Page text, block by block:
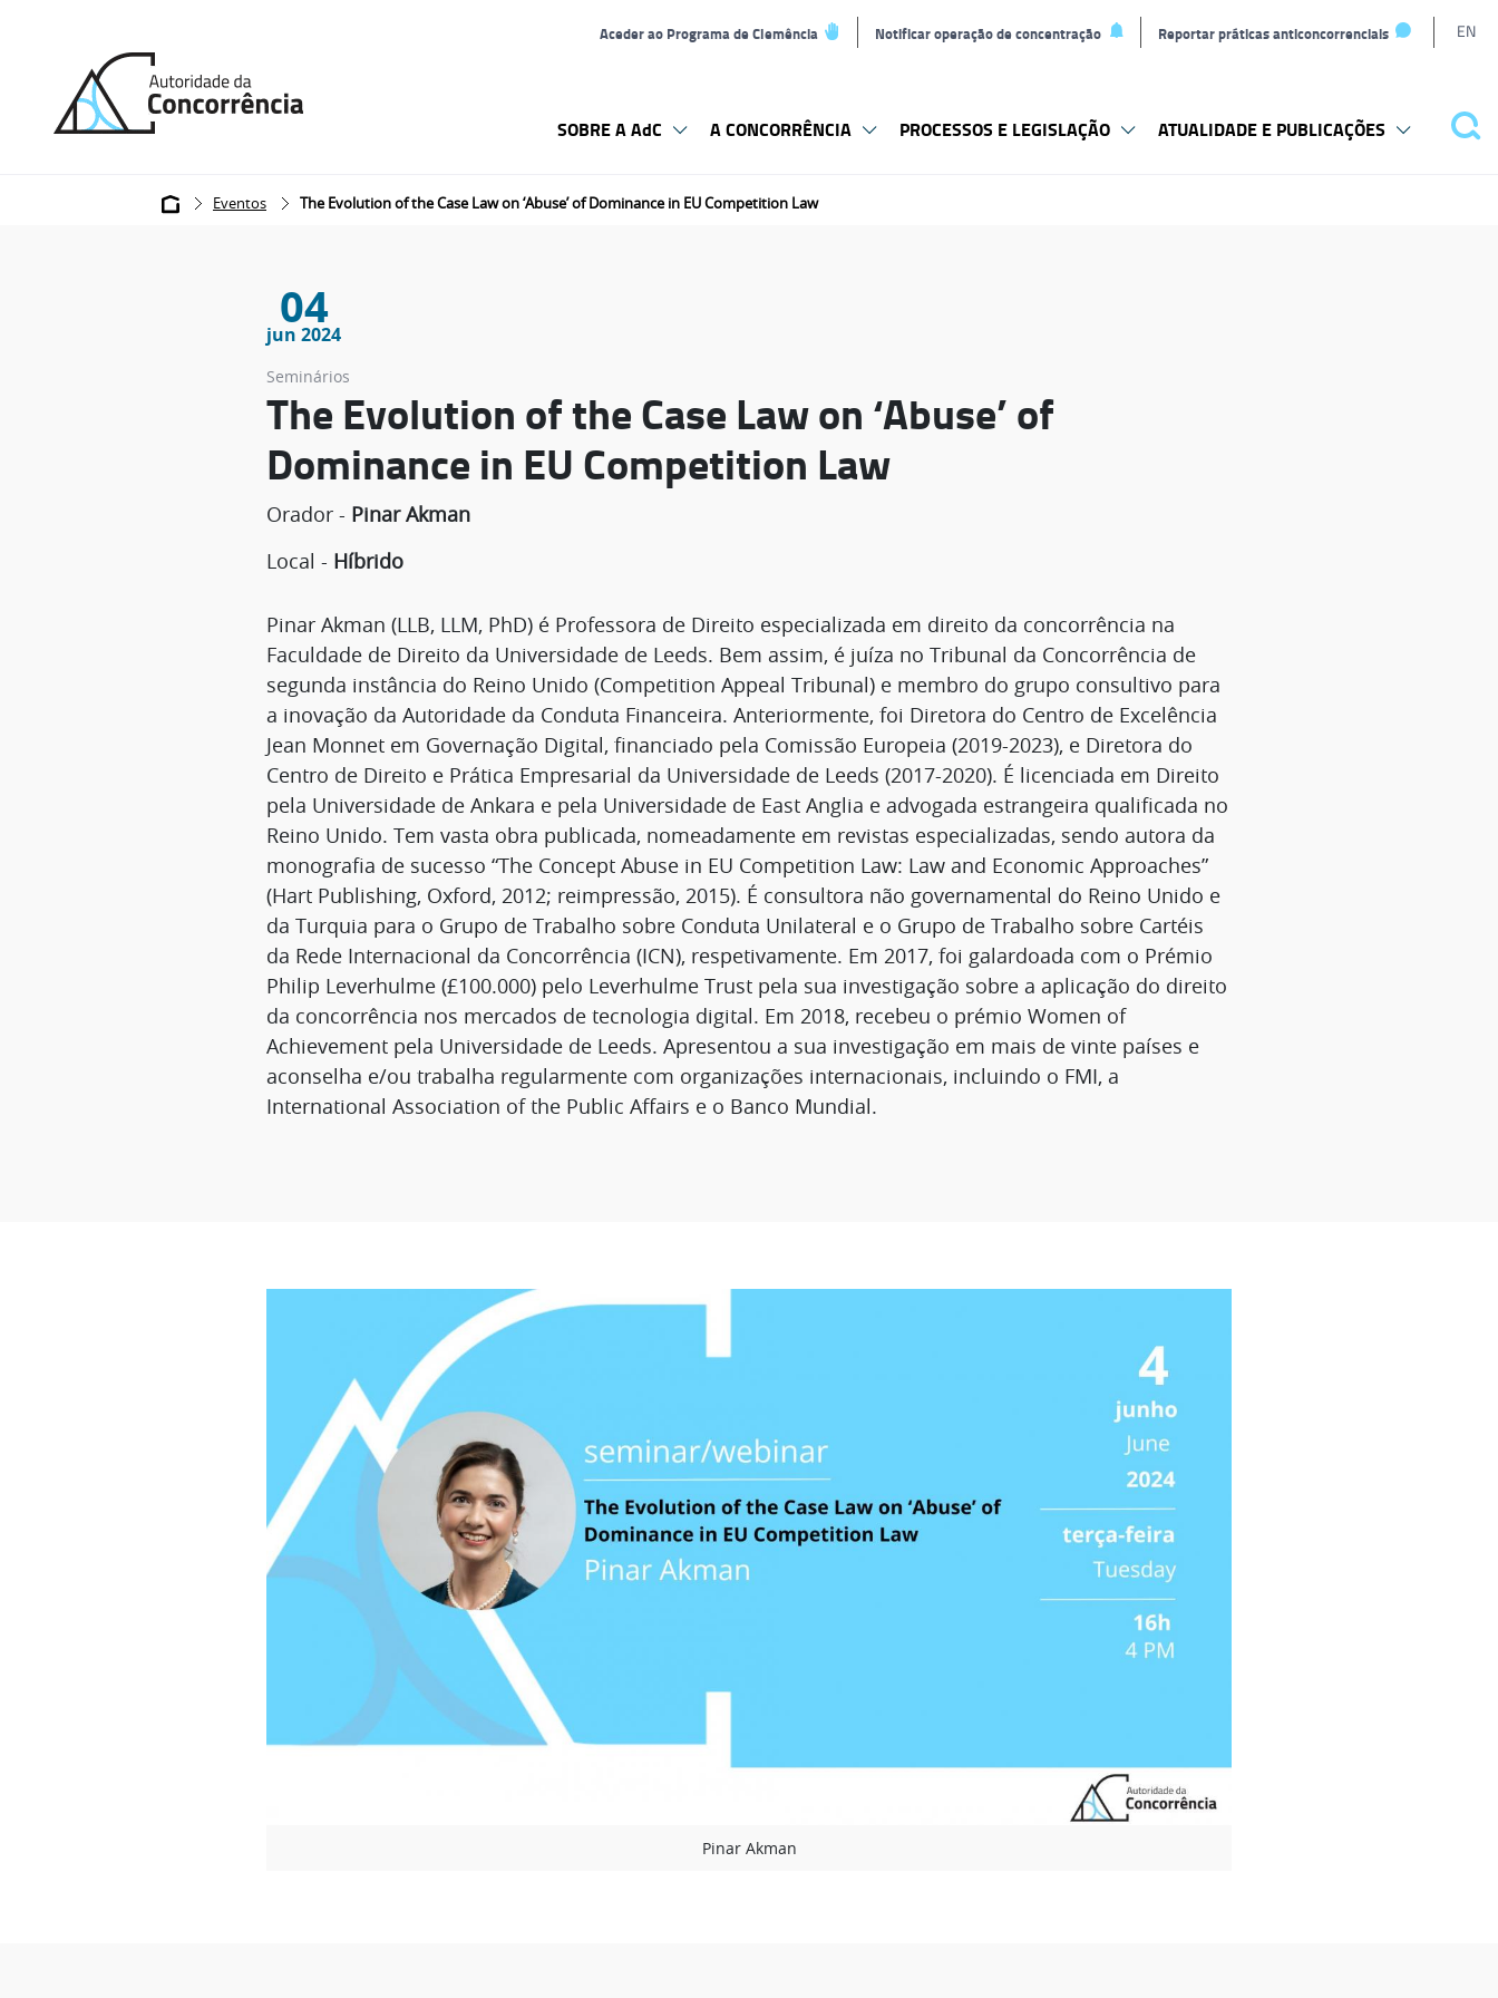
Aceder ao Programa de Clemência Notificar operação de concentração Reportar práticas anticoncorrenciais EN
home
SOBRE A AdC A CONCORRÊNCIA PROCESSOS E LEGISLAÇÃO ATUALIDADE E PUBLICAÇÕES
Breadcrumb
Eventos The Evolution of the Case Law on ‘Abuse’ of Dominance in EU Competition Law
04
jun 2024
Seminários
The Evolution of the Case Law on ‘Abuse’ of
Dominance in EU Competition Law
Orador - Pinar Akman
Local - Híbrido
Pinar Akman (LLB, LLM, PhD) é Professora de Direito especializada em direito da concorrência na
Faculdade de Direito da Universidade de Leeds. Bem assim, é juíza no Tribunal da Concorrência de
segunda instância do Reino Unido (Competition Appeal Tribunal) e membro do grupo consultivo para
a inovação da Autoridade da Conduta Financeira. Anteriormente, foi Diretora do Centro de Excelência
Jean Monnet em Governação Digital, financiado pela Comissão Europeia (2019-2023), e Diretora do
Centro de Direito e Prática Empresarial da Universidade de Leeds (2017-2020). É licenciada em Direito
pela Universidade de Ankara e pela Universidade de East Anglia e advogada estrangeira qualificada no
Reino Unido. Tem vasta obra publicada, nomeadamente em revistas especializadas, sendo autora da
monografia de sucesso “The Concept Abuse in EU Competition Law: Law and Economic Approaches”
(Hart Publishing, Oxford, 2012; reimpressão, 2015). É consultora não governamental do Reino Unido e
da Turquia para o Grupo de Trabalho sobre Conduta Unilateral e o Grupo de Trabalho sobre Cartéis
da Rede Internacional da Concorrência (ICN), respetivamente. Em 2017, foi galardoada com o Prémio
Philip Leverhulme (£100.000) pelo Leverhulme Trust pela sua investigação sobre a aplicação do direito
da concorrência nos mercados de tecnologia digital. Em 2018, recebeu o prémio Women of
Achievement pela Universidade de Leeds. Apresentou a sua investigação em mais de vinte países e
aconselha e/ou trabalha regularmente com organizações internacionais, incluindo o FMI, a
International Association of the Public Affairs e o Banco Mundial.
Pinar Akman